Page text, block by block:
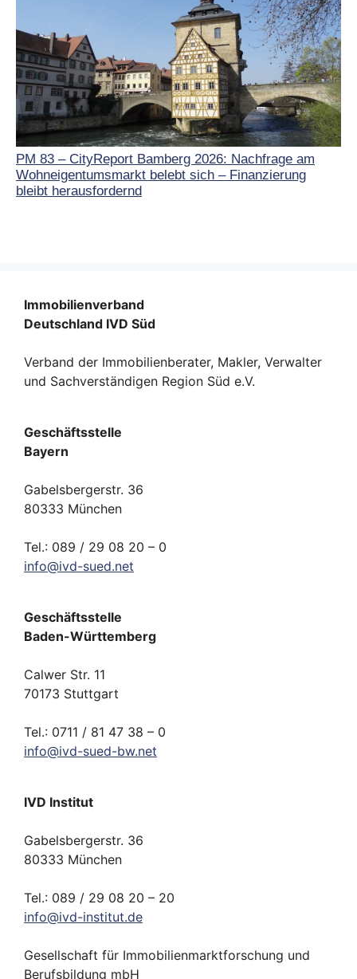
PM 83 – CityReport Bamberg 2026: Nachfrage am
Wohneigentumsmarkt belebt sich – Finanzierung
bleibt herausfordernd
Immobilienverband
Deutschland IVD Süd
Verband der Immobilienberater, Makler, Verwalter
und Sachverständigen Region Süd e.V.
Geschäftsstelle
Bayern
Gabelsbergerstr. 36
80333 München
Tel.: 089 / 29 08 20 – 0
info@ivd-sued.net
Geschäftsstelle
Baden-Württemberg
Calwer Str. 11
70173 Stuttgart
Tel.: 0711 / 81 47 38 – 0
info@ivd-sued-bw.net
IVD Institut
Gabelsbergerstr. 36
80333 München
Tel.: 089 / 29 08 20 – 20
info@ivd-institut.de
Gesellschaft für Immobilienmarktforschung und
Berufsbildung mbH